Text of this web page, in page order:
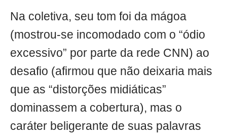
Na coletiva, seu tom foi da mágoa
(mostrou-se incomodado com o “ódio
excessivo” por parte da rede CNN) ao
desafio (afirmou que não deixaria mais
que as “distorções midiáticas”
dominassem a cobertura), mas o
caráter beligerante de suas palavras